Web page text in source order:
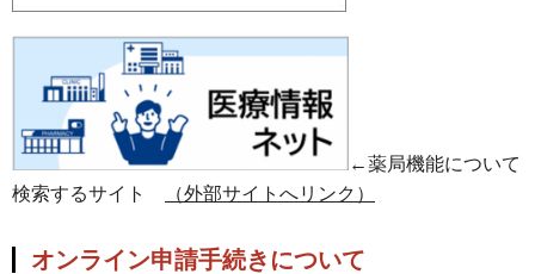
←薬局機能について
検索するサイト
（外部サイトへリンク）
オンライン申請手続きについて